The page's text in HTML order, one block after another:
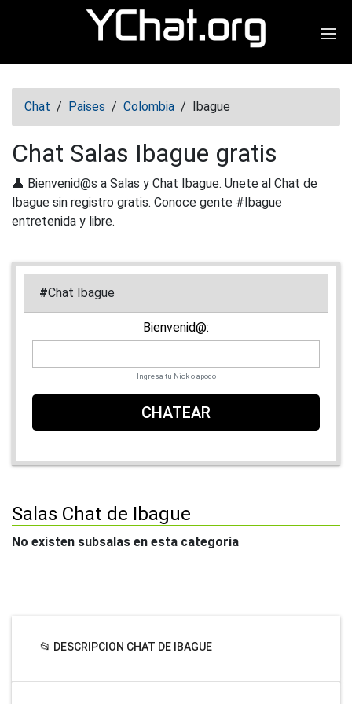
Chat / Paises / Colombia / Ibague
Chat Salas Ibague gratis
👤 Bienvenid@s a Salas y Chat Ibague. Unete al Chat de
Ibague sin registro gratis. Conoce gente #Ibague
entretenida y libre.
#Chat Ibague
Bienvenid@:
Ingresa tu Nick o apodo
CHATEAR
Salas Chat de Ibague
No existen subsalas en esta categoria
📂 DESCRIPCION CHAT DE IBAGUE